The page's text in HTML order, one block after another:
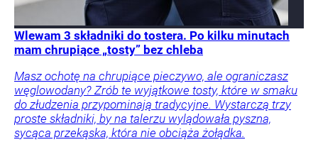
Wlewam 3 składniki do tostera. Po kilku minutach
mam chrupiące „tosty” bez chleba
Masz ochotę na chrupiące pieczywo, ale ograniczasz
węglowodany? Zrób te wyjątkowe tosty, które w smaku
do złudzenia przypominają tradycyjne. Wystarczą trzy
proste składniki, by na talerzu wylądowała pyszna,
sycąca przekąska, która nie obciąża żołądka.